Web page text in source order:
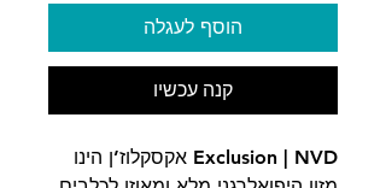
הוסף לעגלה
קנה עכשיו
Exclusion | NVD אקסקלוז’ן הינו